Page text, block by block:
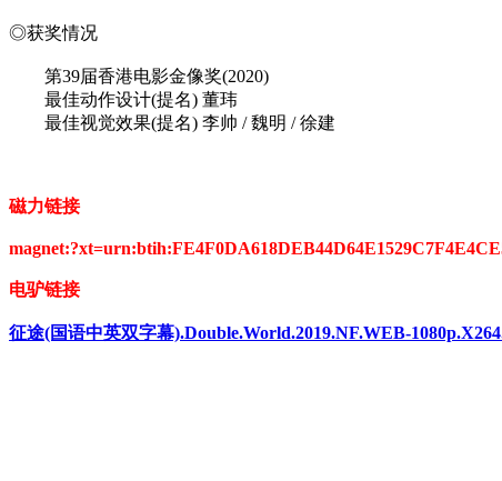
◎获奖情况
第39届香港电影金像奖(2020)
最佳动作设计(提名) 董玮
最佳视觉效果(提名) 李帅 / 魏明 / 徐建
磁力链接
电驴链接
征途(国语中英双字幕).Double.World.2019.NF.WEB-